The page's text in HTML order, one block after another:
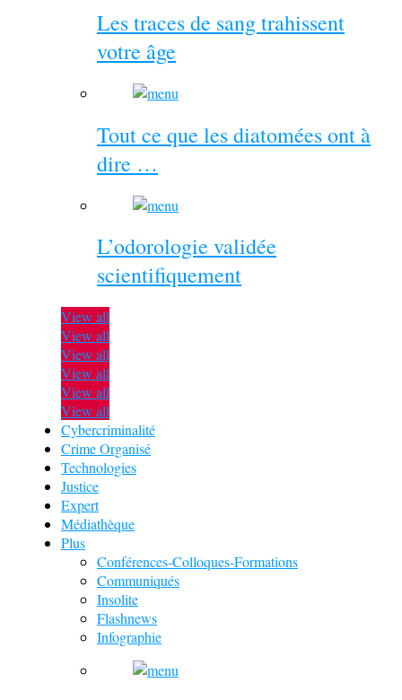
Les traces de sang trahissent
votre âge
Tout ce que les diatomées ont à
dire …
L’odorologie validée
scientifiquement
View all
View all
View all
View all
View all
View all
Cybercriminalité
Crime Organisé
Technologies
Justice
Expert
Médiathèque
Plus
Conférences-Colloques-Formations
Communiqués
Insolite
Flashnews
Infographie